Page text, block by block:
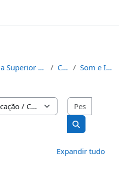
Escola Superior de Educação CTeSP Som e Imagem
Pesquisar
Expandir tudo